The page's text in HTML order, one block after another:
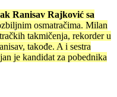
Ranisav Rajković sa
osmatračima. Milan
takmičenja, rekorder u
takođe. A i sestra
je kandidat za pobednika